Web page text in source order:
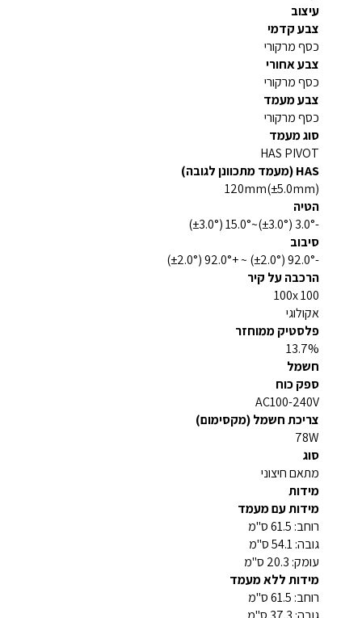
עיצוב
צבע קדמי
כסף מרקורי
צבע אחורי
כסף מרקורי
צבע מעמד
כסף מרקורי
סוג מעמד
HAS PIVOT
HAS (מעמד מתכוונן לגובה)
120mm(±5.0mm)
הטיה
-3.0° (±3.0°)~15.0° (±3.0°)
סיבוב
-92.0° (±2.0°) ~ +92.0° (±2.0°)
הרכבה על קיר
100x 100
אקולוגי
פלסטיק ממוחזר
13.7%
חשמל
ספק כוח
AC100-240V
צריכת חשמל (מקסימום)
78W
סוג
מתאם חיצוני
מידות
מידות עם מעמד
רוחב: 61.5 ס"מ
גובה: 54.1 ס"מ
עומק: 20.3 ס"מ
מידות ללא מעמד
רוחב: 61.5 ס"מ